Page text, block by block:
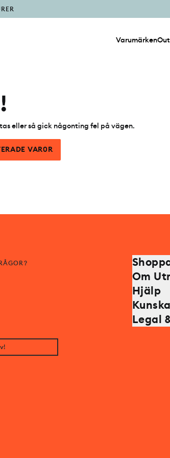
Varumärken
eller så gick någonting fel på vägen.
VAR0R
Om
Hjälp
Legal